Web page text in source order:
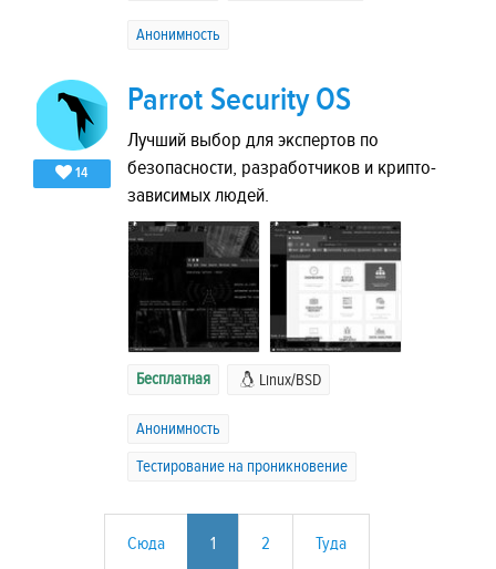
Анонимность
14
Parrot Security OS
Лучший выбор для экспертов по
безопасности, разработчиков и крипто-
зависимых людей.
Бесплатная Linux/BSD
Анонимность
Тестирование на проникновение
Сюда 1 2 Туда